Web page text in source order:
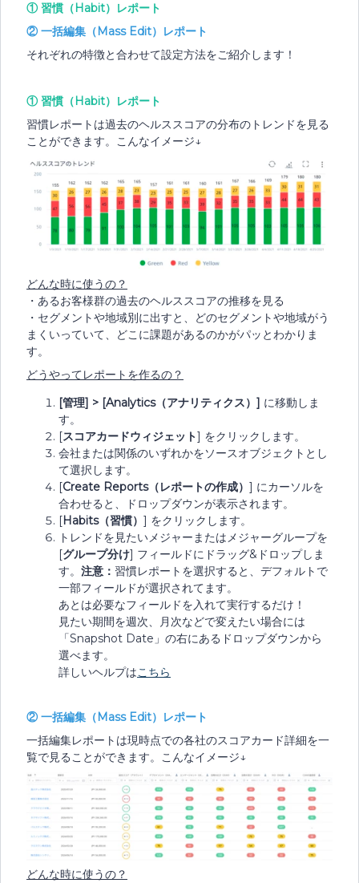
① 習慣（Habit）レポート
② 一括編集（Mass Edit）レポート
それぞれの特徴と合わせて設定方法をご紹介します！
① 習慣（Habit）レポート
習慣レポートは過去のヘルススコアの分布のトレンドを見る
ことができます。こんなイメージ↓
どんな時に使うの？
・あるお客様群の過去のヘルススコアの推移を見る
・セグメントや地域別に出すと、どのセグメントや地域がう
まくいっていて、どこに課題があるのかがパッとわかりま
す。
どうやってレポートを作るの？
[管理] > [Analytics（アナリティクス）] に移動しま
す。
[スコアカードウィジェット] をクリックします。
会社または関係のいずれかをソースオブジェクトとし
て選択します。
[Create Reports（レポートの作成） ] にカーソルを
合わせると、ドロップダウンが表示されます。
[Habits（習慣） ] をクリックします。
トレンドを見たいメジャーまたはメジャーグループを
[グループ分け] フィールドにドラッグ&ドロップしま
す。 注意： 習慣レポートを選択すると、デフォルトで
一部フィールドが選択されてます。
あとは必要なフィールドを入れて実行するだけ！
見たい期間を週次、月次などで変えたい場合には
「Snapshot Date」の右にあるドロップダウンから
選べます。
詳しいヘルプはこちら
② 一括編集（Mass Edit）レポート
一括編集レポートは現時点での各社のスコアカード詳細を一
覧で見ることができます。こんなイメージ↓
どんな時に使うの？